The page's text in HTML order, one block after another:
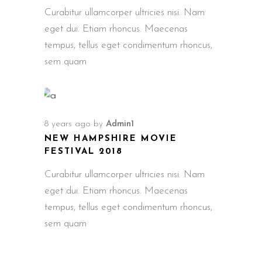
Curabitur ullamcorper ultricies nisi. Nam
eget dui. Etiam rhoncus. Maecenas
tempus, tellus eget condimentum rhoncus,
sem quam
8 years ago by Admin1
NEW HAMPSHIRE MOVIE
FESTIVAL 2018
Curabitur ullamcorper ultricies nisi. Nam
eget dui. Etiam rhoncus. Maecenas
tempus, tellus eget condimentum rhoncus,
sem quam